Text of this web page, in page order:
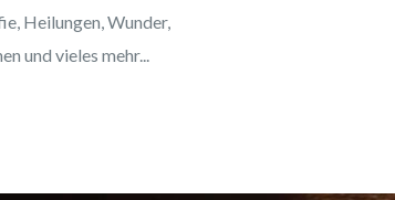
Heilungen, Wunder,
und vieles mehr...